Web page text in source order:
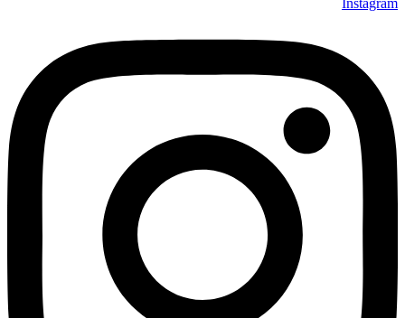
Instagram